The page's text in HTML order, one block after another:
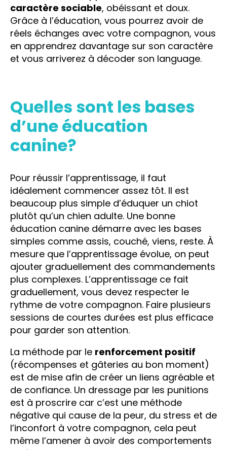
caractère sociable, obéissant et doux.
Grâce à l’éducation, vous pourrez avoir de
réels échanges avec votre compagnon, vous
en apprendrez davantage sur son caractère
et vous arriverez à décoder son language.
Quelles sont les bases
d’une éducation
canine?
Pour réussir l’apprentissage, il faut
idéalement commencer assez tôt. Il est
beaucoup plus simple d’éduquer un chiot
plutôt qu’un chien adulte. Une bonne
éducation canine démarre avec les bases
simples comme assis, couché, viens, reste. À
mesure que l’apprentissage évolue, on peut
ajouter graduellement des commandements
plus complexes. L’apprentissage ce fait
graduellement, vous devez respecter le
rythme de votre compagnon. Faire plusieurs
sessions de courtes durées est plus efficace
pour garder son attention.
La méthode par le renforcement positif
(récompenses et gâteries au bon moment)
est de mise afin de créer un liens agréable et
de confiance. Un dressage par les punitions
est à proscrire car c’est une méthode
négative qui cause de la peur, du stress et de
l’inconfort à votre compagnon, cela peut
même l’amener à avoir des comportements